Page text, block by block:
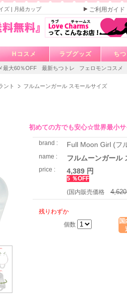
ズ | 月経カップ ご利用ガイド
Hコスメ ラブグッズ ち
最大60％OFF 最新ちつトレ フェロモンコスメ
ント フルムーンガール スモールサイズ
初めての方でも安心☆世界最小
brand : Full Moon Girl (フ
name : フルムーンガール
price : 4,389 円
5 ％OFF
(国内販売価格
残りわずか
個数
国